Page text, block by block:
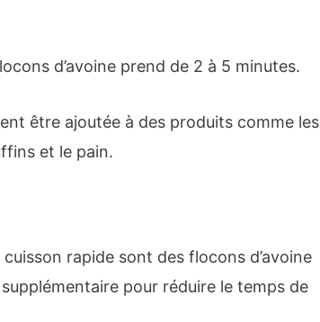
d’avoine prend de 2 à 5 minutes.
être ajoutée à des produits comme les
et le pain.
cuisson rapide sont des flocons d’avoine
pour réduire le temps de